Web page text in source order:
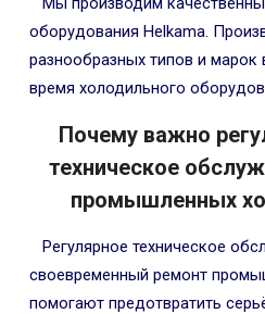
оборудования Helkama.
разнообразных типов и
время холодильного
Почему важно
техническое
промышленных
Регулярное техническое
своевременный ремонт
помогают предотвратить